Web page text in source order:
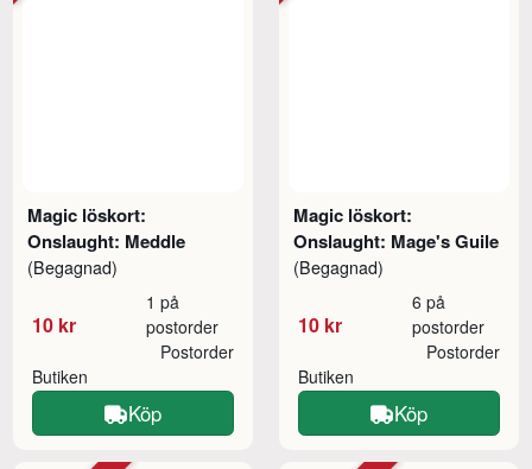
Magic löskort:
Onslaught: Meddle
(Begagnad)
10 kr
1 på
postorder
Butiken
Postorder
Köp
Magic löskort:
Onslaught: Mage's Guile
(Begagnad)
10 kr
6 på
postorder
Butiken
Postorder
Köp